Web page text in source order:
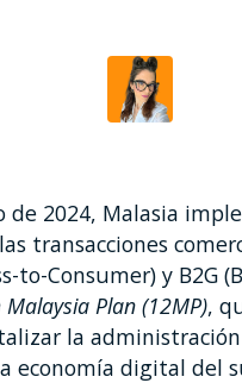
de 2024, Malasia
transacciones
to-Consumer) y
Malaysia Plan (12MP),
la
economía digital del